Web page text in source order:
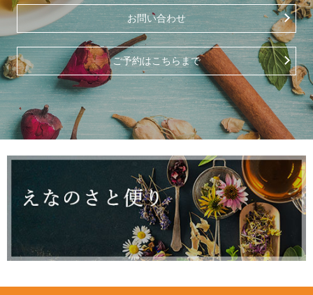
お問い合わせ
ご予約はこちらまで